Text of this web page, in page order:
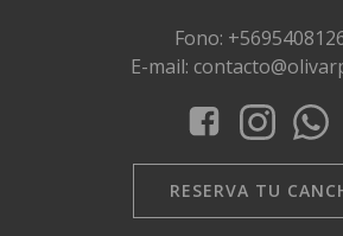
Fono:
E-mail:
RESERVA TU